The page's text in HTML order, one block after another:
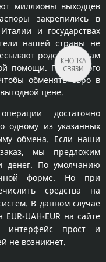
миллионы выходцев
закрепились в
и государствах
нашей страны не
родственникам
помощи. После этого
обменять евро в
цене.
достаточно
одному из указанных
обмена. Если наши
мы предложим
денег. По умолчанию
форме. Но при
средства на
В данном случае
UAH-EUR на сайте
интерфейс прост и
не возникнет.
КНОПКА
СВЯЗИ